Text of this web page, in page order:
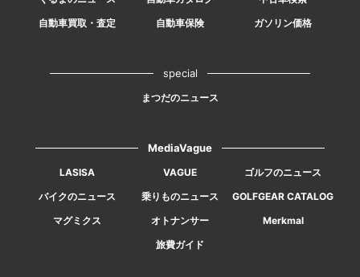
自動車買取・査定
自動車保険 ガソリン価格
special
まつだのニュース
MediaVague
LASISA VAGUE
ゴルフのニュース
バイクのニュース
乗りものニュース
GOLFGEAR CATALOG
マグミクス
オトナンサー
Merkmal
旅費ガイド